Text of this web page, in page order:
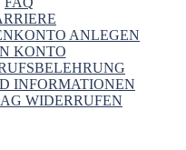
ANLEGEN
KONTO
INFORMATIONEN
WIDERRUFEN